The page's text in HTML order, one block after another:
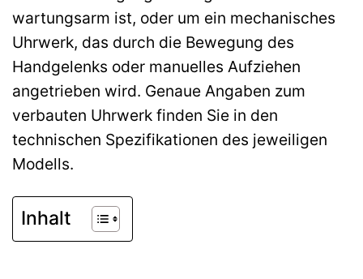
wartungsarm ist, oder um ein mechanisches
Uhrwerk, das durch die Bewegung des
Handgelenks oder manuelles Aufziehen
angetrieben wird. Genaue Angaben zum
verbauten Uhrwerk finden Sie in den
technischen Spezifikationen des jeweiligen
Modells.
Inhalt